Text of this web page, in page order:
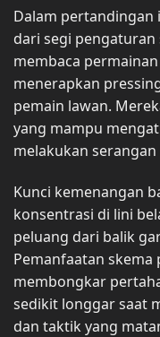
Dalam pertandingan
dari segi
membaca
menerapkan
pemain lawan.
yang mampu
melakukan
Kunci kemenangan
konsentrasi di lini
peluang dari balik
Pemanfaatan
membongkar
sedikit longgar saat
dan taktik yang